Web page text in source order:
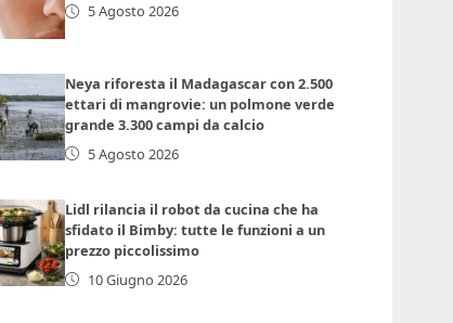
5 Agosto 2026
Neya riforesta il Madagascar con 2.500
ettari di mangrovie: un polmone verde
grande 3.300 campi da calcio
5 Agosto 2026
Lidl rilancia il robot da cucina che ha
sfidato il Bimby: tutte le funzioni a un
prezzo piccolissimo
10 Giugno 2026